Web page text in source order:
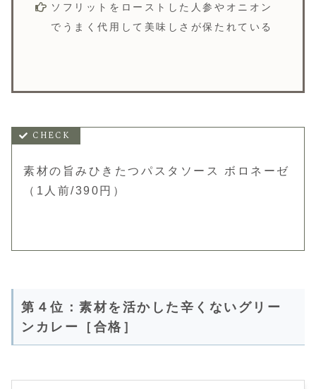
ソフリットをローストした人参やオニオン
でうまく代用して美味しさが保たれている
素材の旨みひきたつパスタソース ボロネーゼ
（1人前/390円）
第４位：素材を活かした辛くないグリー
ンカレー［合格］